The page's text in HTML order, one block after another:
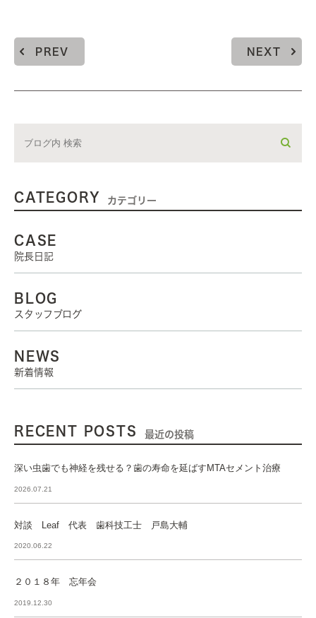
PREV NEXT
CATEGORY カテゴリー
CASE
院長日記
BLOG
スタッフブログ
NEWS
新着情報
RECENT POSTS 最近の投稿
深い虫歯でも神経を残せる？歯の寿命を延ばすMTAセメント治療
2026.07.21
対談 Leaf 代表 歯科技工士 戸島大輔
2020.06.22
２０１８年 忘年会
2019.12.30